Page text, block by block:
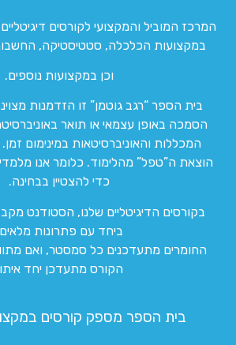
במקצועות הכלכלה, סטטיסטיקה,
וכן במקצועות נוספים.
בית הספר “רגב גוטמן” זו הזדמנות
הסמכה באופן עצמאי או תואר
המכללות והאוניברסיטאות במינימום
הוצאת ה”טפל” מהלימוד. כלומר אנו
כדי להצטיין בבחינה.
בקורסים הדיגיטליים שלנו, הסטודנט
ביחד עם פתרונות
החומרים מתעדכנים כל סמסטר, ואם
הקורס מתעדכן יחד
בית הספר מספק קורסים